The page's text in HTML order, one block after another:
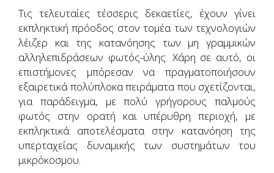
Τις τελευταίες τέσσερις δεκαετίες, έχουν γίνει
εκπληκτική πρόοδος στον τομέα των τεχνολογιών
λέιζερ και της κατανόησης των μη γραμμικών
αλληλεπιδράσεων φωτός-ύλης. Χάρη σε αυτό, οι
επιστήμονες μπόρεσαν να πραγματοποιήσουν
εξαιρετικά πολύπλοκα πειράματα που σχετίζονται,
για παράδειγμα, με πολύ γρήγορους παλμούς
φωτός στην ορατή και υπέρυθρη περιοχή, με
εκπληκτικά αποτελέσματα στην κατανόηση της
υπερταχείας δυναμικής των συστημάτων του
μικρόκοσμου.